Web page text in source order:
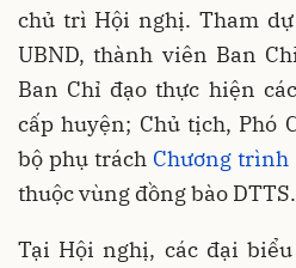
chủ trì Hội nghị. Tham
UBND, thành viên Ban
Ban Chỉ đạo thực hiện
cấp huyện; Chủ tịch, Phó
bộ phụ trách Chương trình
thuộc vùng đồng bào DTTS.
Tại Hội nghị, các đại